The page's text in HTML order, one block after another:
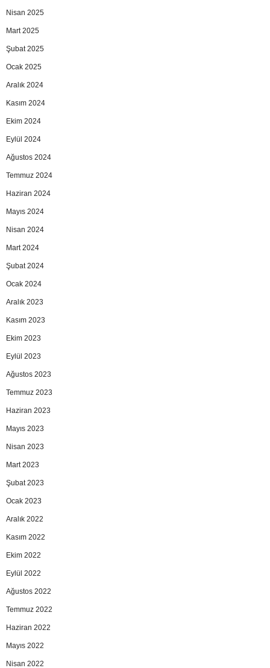
Nisan 2025
Mart 2025
Şubat 2025
Ocak 2025
Aralık 2024
Kasım 2024
Ekim 2024
Eylül 2024
Ağustos 2024
Temmuz 2024
Haziran 2024
Mayıs 2024
Nisan 2024
Mart 2024
Şubat 2024
Ocak 2024
Aralık 2023
Kasım 2023
Ekim 2023
Eylül 2023
Ağustos 2023
Temmuz 2023
Haziran 2023
Mayıs 2023
Nisan 2023
Mart 2023
Şubat 2023
Ocak 2023
Aralık 2022
Kasım 2022
Ekim 2022
Eylül 2022
Ağustos 2022
Temmuz 2022
Haziran 2022
Mayıs 2022
Nisan 2022